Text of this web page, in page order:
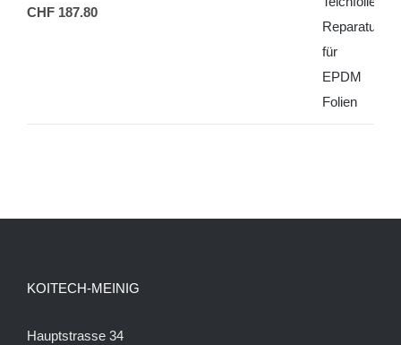
CHF 187.80
KOITECH-MEINIG
Hauptstrasse 34